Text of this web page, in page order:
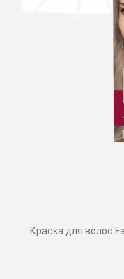
Краска для волос